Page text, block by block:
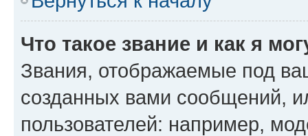
Что такое звание и как я
Звания, отображаемые под
созданных вами сообщений,
пользователей: например,